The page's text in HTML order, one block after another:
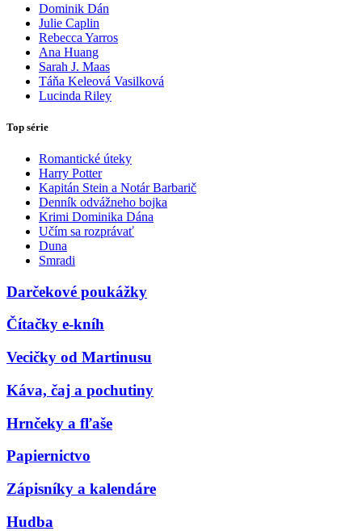
Dominik Dán
Julie Caplin
Rebecca Yarros
Ana Huang
Sarah J. Maas
Táňa Keleová Vasilková
Lucinda Riley
Top série
Romantické úteky
Harry Potter
Kapitán Stein a Notár Barbarič
Denník odvážneho bojka
Krimi Dominika Dána
Učím sa rozprávať
Duna
Smradi
Darčekové poukážky
Čítačky e-kníh
Vecičky od Martinusu
Káva, čaj a pochutiny
Hrnčeky a fľaše
Papiernictvo
Zápisníky a kalendáre
Hudba